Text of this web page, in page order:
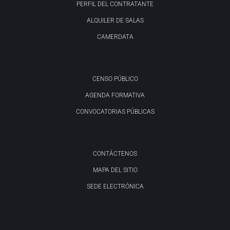
PERFIL DEL CONTRATANTE
ALQUILER DE SALAS
CAMERDATA
CENSO PÚBLICO
AGENDA FORMATIVA
CONVOCATORIAS PÚBLICAS
CONTÁCTENOS
MAPA DEL SITIO
SEDE ELECTRÓNICA